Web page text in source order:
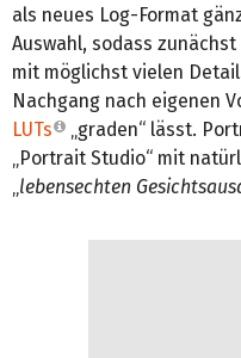
als neues Log-Format
Auswahl, sodass
mit möglichst vielen
Nachgang nach eigenen
LUTs
„graden“ lässt.
„Portrait Studio“ mit
„lebensechten